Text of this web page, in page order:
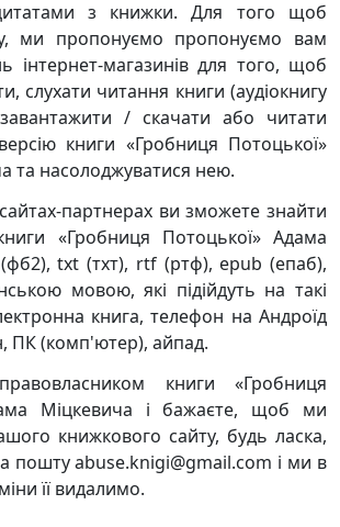
з книжки. Для того щоб
ми пропонуємо пропонуємо вам
інтернет-магазинів для того, щоб
слухати читання книги (аудіокнигу
/ скачати або читати
книги «Гробниця Потоцької»
та насолоджуватися нею.
партнерах ви зможете знайти
«Гробниця Потоцької» Адама
txt (тхт), rtf (ртф), epub (епаб),
мовою, які підійдуть на такі
книга, телефон на Андроїд
ПК (комп'ютер), айпад.
книги «Гробниця
Міцкевича і бажаєте, щоб ми
книжкового сайту, будь ласка,
пошту abuse.knigi@gmail.com і ми в
її видалимо.